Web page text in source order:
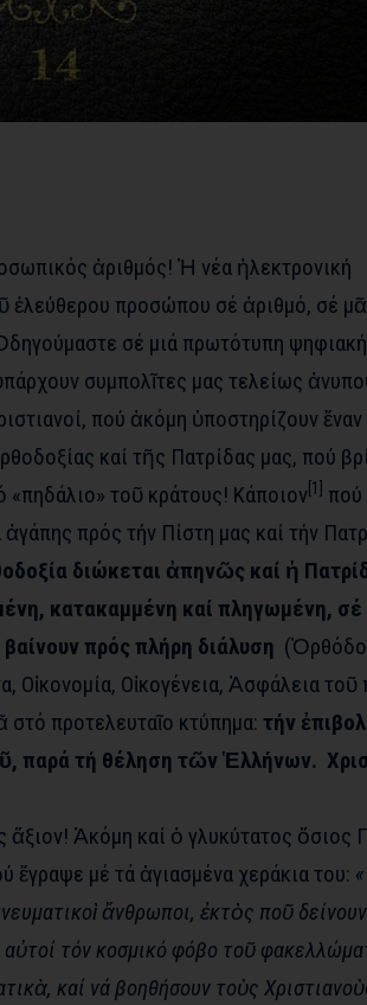
ἀριθμός! Ἡ νέα ἠλεκτρονική
ἐλεύθερου προσώπου σέ ἀριθμό, σέ
σέ μιά πρωτότυπη
συμπολῖτες μας τελείως
πού ἀκόμη ὑποστηρίζουν ἕναν
καί τῆς Πατρίδας μας, πού
τοῦ κράτους! Κάποιον[1]
πού
πρός τήν Πίστη μας καί τήν
διώκεται ἀπηνῶς καί ἡ
κατακαμμένη καί πληγωμένη, σέ
πρός πλήρη διάλυση
Οἰκονομία, Οἰκογένεια, Ἀσφάλεια τοῦ
προτελευταῖο κτύπημα: τήν
παρά τή θέληση τῶν Ἑλλήνων.
Ἀκόμη καί ὁ γλυκύτατος ὅσιος
ἔγραψε μέ τά ἁγιασμένα χεράκια του:
ἄνθρωποι, ἐκτὸς ποῦ
αὐτοί τόν κοσμικό φόβο τοῦ
καί νά βοηθήσουν τοὺς